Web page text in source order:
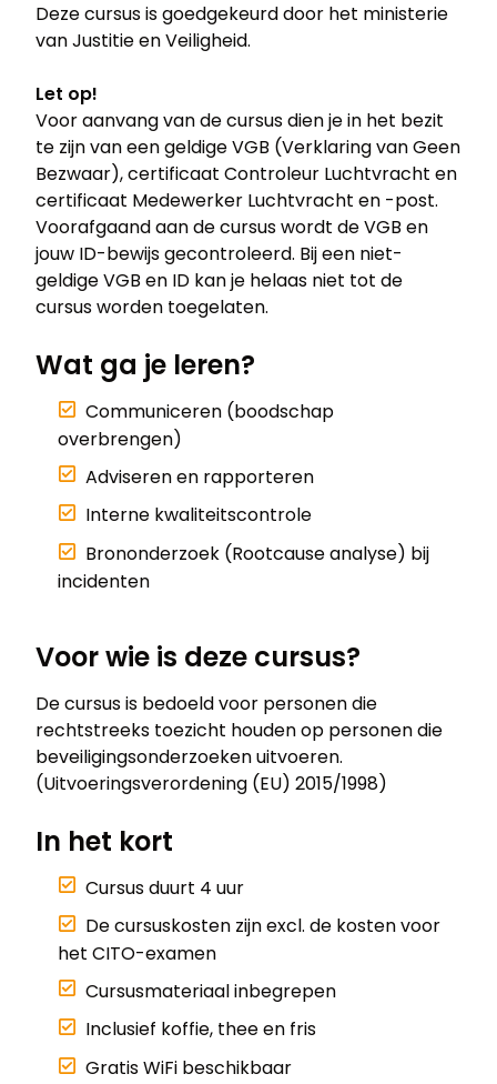
Deze cursus is goedgekeurd door het ministerie
van Justitie en Veiligheid.
Let op!
Voor aanvang van de cursus dien je in het bezit
te zijn van een geldige VGB (Verklaring van Geen
Bezwaar), certificaat Controleur Luchtvracht en
certificaat Medewerker Luchtvracht en -post.
Voorafgaand aan de cursus wordt de VGB en
jouw ID-bewijs gecontroleerd. Bij een niet-
geldige VGB en ID kan je helaas niet tot de
cursus worden toegelaten.
Wat ga je leren?
Communiceren (boodschap
overbrengen)
Adviseren en rapporteren
Interne kwaliteitscontrole
Brononderzoek (Rootcause analyse) bij
incidenten
Voor wie is deze cursus?
De cursus is bedoeld voor personen die
rechtstreeks toezicht houden op personen die
beveiligingsonderzoeken uitvoeren.
(Uitvoeringsverordening (EU) 2015/1998)
In het kort
Cursus duurt 4 uur
De cursuskosten zijn excl. de kosten voor
het CITO-examen
Cursusmateriaal inbegrepen
Inclusief koffie, thee en fris
Gratis WiFi beschikbaar